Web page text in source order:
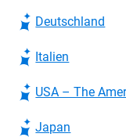
Deutschland
Italien
USA – The
Japan